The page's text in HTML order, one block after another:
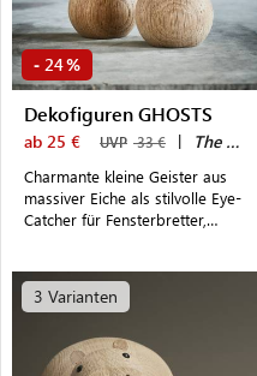
- 24%
Dekofiguren GHOSTS
ab 25 € UVP 33 € | The Oak Men
Charmante kleine Geister aus
massiver Eiche als stilvolle Eye-
Catcher für Fensterbretter,
3 Varianten